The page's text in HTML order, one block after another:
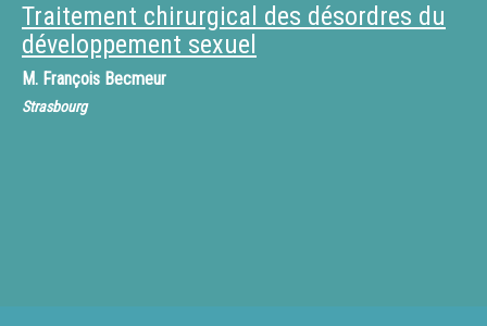
Traitement chirurgical des désordres du
développement sexuel
M. François Becmeur
Strasbourg